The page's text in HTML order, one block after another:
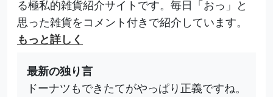
る極私的雑貨紹介サイトです。毎日「おっ」と
思った雑貨をコメント付きで紹介しています。
もっと詳しく
最新の独り言
ドーナツもできたてがやっぱり正義ですね。